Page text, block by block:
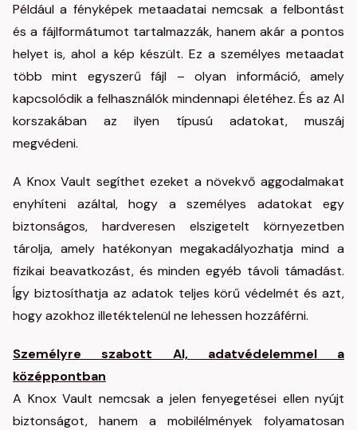
Például a fényképek metaadatai nemcsak a felbontást
és a fájlformátumot tartalmazzák, hanem akár a pontos
helyet is, ahol a kép készült. Ez a személyes metaadat
több mint egyszerű fájl – olyan információ, amely
kapcsolódik a felhasználók mindennapi életéhez. És az AI
korszakában az ilyen típusú adatokat, muszáj
megvédeni.
A Knox Vault segíthet ezeket a növekvő aggodalmakat
enyhíteni azáltal, hogy a személyes adatokat egy
biztonságos, hardveresen elszigetelt környezetben
tárolja, amely hatékonyan megakadályozhatja mind a
fizikai beavatkozást, és minden egyéb távoli támadást.
Így biztosíthatja az adatok teljes körű védelmét és azt,
hogy azokhoz illetéktelenül ne lehessen hozzáférni.
Személyre szabott AI, adatvédelemmel a
középpontban
A Knox Vault nemcsak a jelen fenyegetései ellen nyújt
biztonságot, hanem a mobilélmények folyamatosan